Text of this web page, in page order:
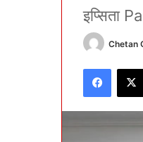
इप्सिता
Chetan